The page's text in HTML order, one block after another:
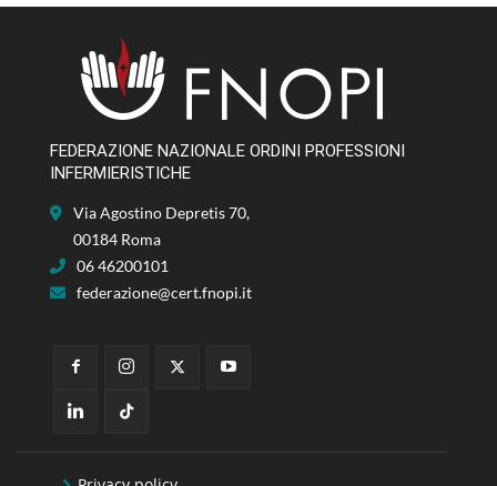
FEDERAZIONE NAZIONALE ORDINI PROFESSIONI
INFERMIERISTICHE
Via Agostino Depretis 70,
00184 Roma
06 46200101
federazione@cert.fnopi.it